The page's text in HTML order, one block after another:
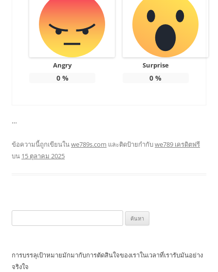
Angry
0%
Surprise
0 %
…
ข้อความนี้ถูกเขียนในwe789s.com และติดป้ายกำกับwe789 เครดิตฟรี
บน 15 ตุลาคม 2025
สำหรับ:
การบรรลุเป้าหมายมักมากับการตัดสินใจของเราในเวลาที่เรารับมันอย่าง
จริงใจ